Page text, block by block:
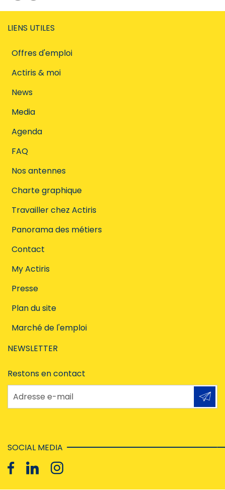
LIENS UTILES
Offres d'emploi
Actiris & moi
News
Media
Agenda
FAQ
Nos antennes
Charte graphique
Travailler chez Actiris
Panorama des métiers
Contact
My Actiris
Presse
Plan du site
Marché de l'emploi
NEWSLETTER
Restons en contact
Adresse e-mail
SOCIAL MEDIA